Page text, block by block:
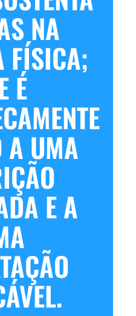
NA
FÍSICA;
É
A UMA
E A